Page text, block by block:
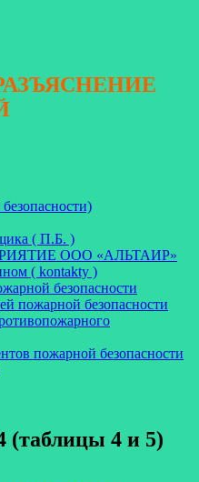
( П.Б. )
ООО «АЛЬТАИР»
( kontakty )
безопасности
пожарной безопасности
пожарной безопасности
(таблицы 4 и 5)